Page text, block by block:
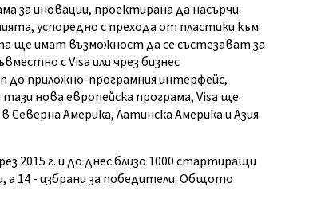
за иновации, проектирана да насърчи
успоредно с прехода от пластики към
ще имат възможност да се състезават за
с Visa или чрез бизнес
приложно-програмния интерфейс,
нова европейска програма, Visa ще
Америка, Латинска Америка и Азия
2015 г. и до днес близо 1000 стартиращи
а 14 - избрани за победители. Общото